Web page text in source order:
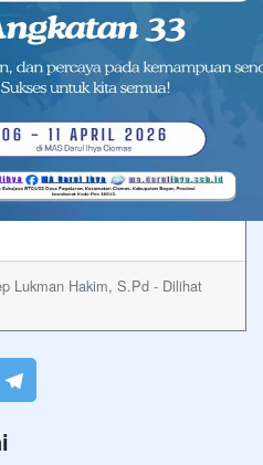
Lukman Hakim, S.Pd - Dilihat